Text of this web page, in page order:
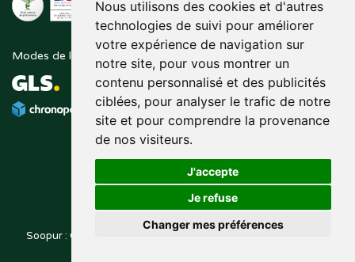
Nous utilisons des cookies et d'autres
technologies de suivi pour améliorer
votre expérience de navigation sur
notre site, pour vous montrer un
contenu personnalisé et des publicités
ciblées, pour analyser le trafic de notre
site et pour comprendre la provenance
de nos visiteurs.
J'accepte
Je refuse
Changer mes préférences
Modes de livraison Suivez-nous sur
Soopur : Cosmétiques, soin de la peau, maquillage, toutes vos